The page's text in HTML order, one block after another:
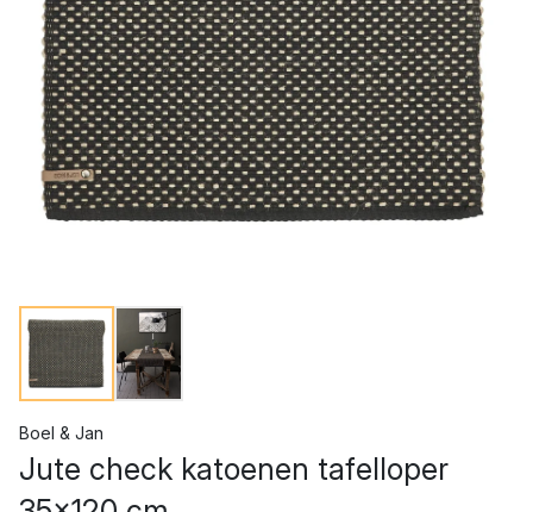
Boel & Jan
Jute check katoenen tafelloper